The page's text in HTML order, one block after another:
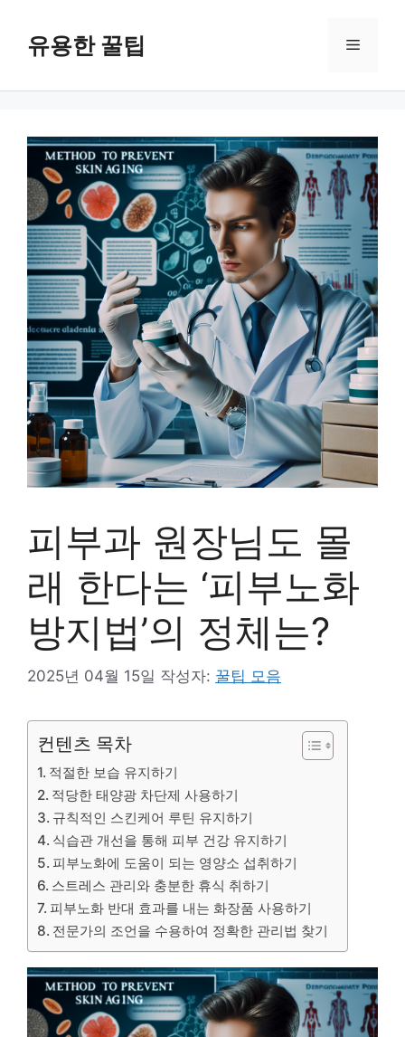
유용한 꿀팁 메
피부과 원장님도 몰
래 한다는 ‘피부노화
방지법’의 정체는?
2025년 04월 15일 작성자: 꿀팁 모음
컨텐츠 목차
적절한 보습 유지하기
적당한 태양광 차단제 사용하기
규칙적인 스킨케어 루틴 유지하기
식습관 개선을 통해 피부 건강 유지하기
피부노화에 도움이 되는 영양소 섭취하기
스트레스 관리와 충분한 휴식 취하기
피부노화 반대 효과를 내는 화장품 사용하기
전문가의 조언을 수용하여 정확한 관리법 찾기